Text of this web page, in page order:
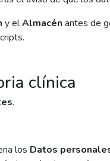
y elAlmacén antes de
clínica
.
los Datos